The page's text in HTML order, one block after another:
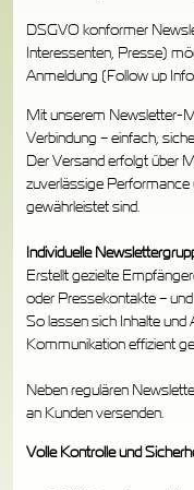
DSGVO konformer
Interessenten, Presse)
Anmeldung (Follow up
Mit unserem Newsletter-
Verbindung – einfach,
Der Versand erfolgt über
zuverlässige
gewährleistet sind.
Individuelle
Erstellt gezielte
oder Pressekontakte –
So lassen sich Inhalte und
Kommunikation effizient
Neben regulären
an Kunden versenden.
Volle Kontrolle und